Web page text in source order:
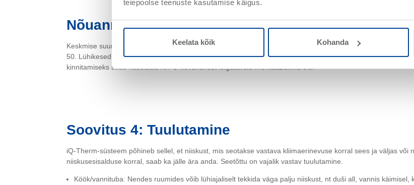
teiepoolse teenuste kasutamise käigus.
Keelata kõik Kohanda
Nõuanne 3: Raskuste kinnitamine
Keskmise suurusega raskuste nagu piltide, väiksemate seinalampide jne kinnitamiseks tuleks kasutada
50. Lühikesed naelad, pikkusega kuni 2,5 cm, ei ole väiksemate raskuste kinnitamisel probleemiks.
kinnitamiseks saab kasutada nt PU-kõvavahust lõigatavaid montaažisilindreid.
Soovitus 4: Tuulutamine
iQ-Therm-süsteem põhineb sellel, et niiskust, mis seotakse vastava kliimaerinevuse korral sees ja väljas või
niiskusesisalduse korral, saab ka jälle ära anda. Seetõttu on vajalik vastav tuulutamine.
Köök/vannituba: Nendes ruumides võib lühiajaliselt tekkida väga palju niiskust, nt duši all, vannis